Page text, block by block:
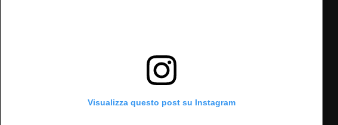
Visualizza questo post su Instagram